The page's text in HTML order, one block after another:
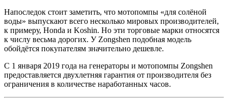
Напоследок стоит заметить, что мотопомпы «для солёной
воды» выпускают всего несколько мировых производителей,
к примеру, Honda и Koshin. Но эти торговые марки относятся
к числу весьма дорогих. У Zongshen подобная модель
обойдётся покупателям значительно дешевле.
С 1 января 2019 года на генераторы и мотопомпы Zongshen
предоставляется двухлетняя гарантия от производителя без
ограничения в количестве наработанных часов.